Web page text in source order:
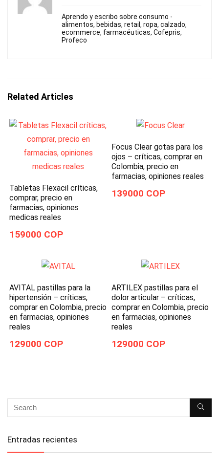
Aprendo y escribo sobre consumo -
alimentos, bebidas, retail, ropa, calzado,
ecommerce, farmacéuticas, Cofepris,
Profeco
Related Articles
Tabletas Flexacil críticas,
comprar, precio en
farmacias, opiniones
medicas reales
159000 COP
Focus Clear gotas para los
ojos – críticas, comprar en
Colombia, precio en
farmacias, opiniones reales
139000 COP
AVITAL pastillas para la
hipertensión – críticas,
comprar en Colombia, precio
en farmacias, opiniones
reales
129000 COP
ARTILEX pastillas para el
dolor articular – críticas,
comprar en Colombia, precio
en farmacias, opiniones
reales
129000 COP
Entradas recientes